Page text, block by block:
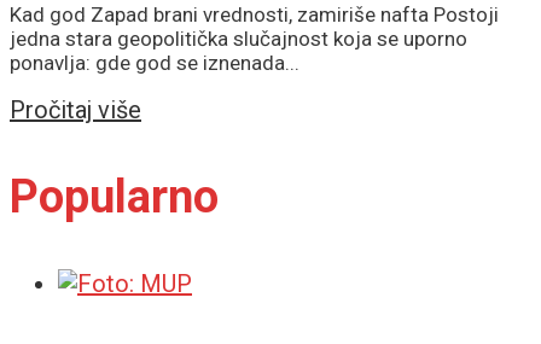
Kad god Zapad brani vrednosti, zamiriše nafta Postoji
jedna stara geopolitička slučajnost koja se uporno
ponavlja: gde god se iznenada...
Pročitaj više
Popularno